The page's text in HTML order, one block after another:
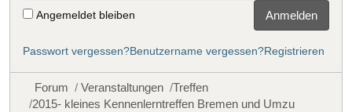
Angemeldet bleiben Anmelden
Passwort vergessen?Benutzername vergessen?Registrieren
Forum Veranstaltungen
Treffen
2015- kleines Kennenlerntreffen Bremen und Umzu